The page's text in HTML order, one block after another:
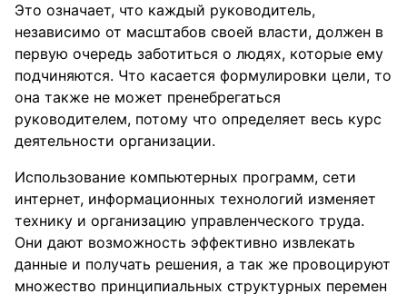
Это означает, что каждый руководитель,
независимо от масштабов своей власти, должен в
первую очередь заботиться о людях, которые ему
подчиняются. Что касается формулировки цели, то
она также не может пренебрегаться
руководителем, потому что определяет весь курс
деятельности организации.
Использование компьютерных программ, сети
интернет, информационных технологий изменяет
технику и организацию управленческого труда.
Они дают возможность эффективно извлекать
данные и получать решения, а так же провоцируют
множество принципиальных структурных перемен